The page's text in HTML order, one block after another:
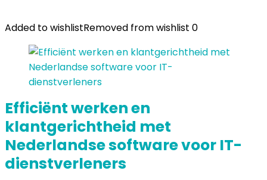
Added to wishlistRemoved from wishlist 0
Efficiënt werken en
klantgerichtheid met
Nederlandse software voor IT-
dienstverleners